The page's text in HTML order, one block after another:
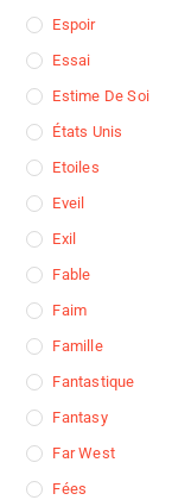
Espoir
Essai
Estime De Soi
États Unis
Etoiles
Eveil
Exil
Fable
Faim
Famille
Fantastique
Fantasy
Far West
Fées